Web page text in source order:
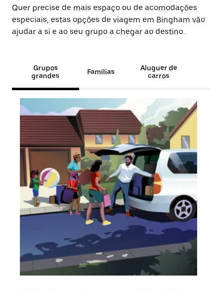
Quer precise de mais espaço ou de acomodações
especiais, estas opções de viagem em Bingham vão
ajudar a si e ao seu grupo a chegar ao destino.
Grupos
grandes
Famílias
Aluguer de
carros